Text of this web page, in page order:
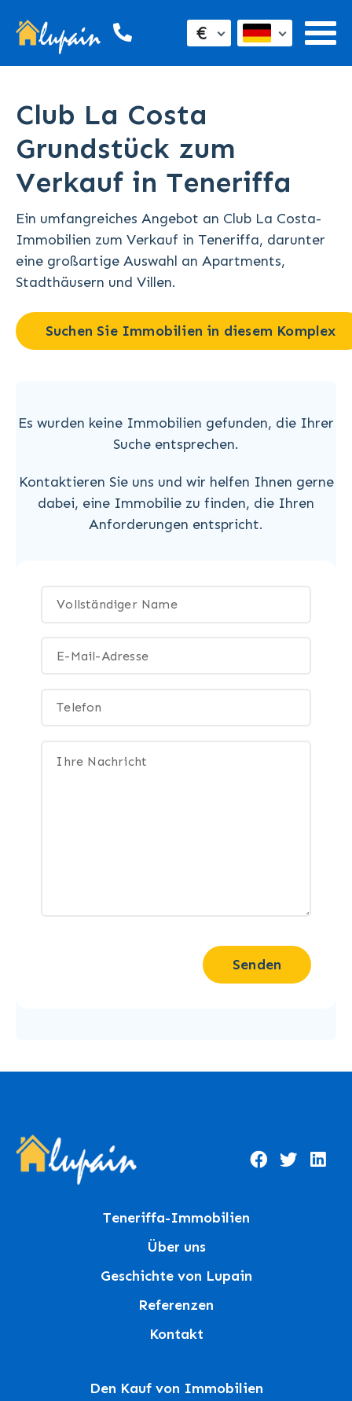
€
Club La Costa
Grundstück zum
Verkauf in Teneriffa
Ein umfangreiches Angebot an Club La Costa-
Immobilien zum Verkauf in Teneriffa, darunter
eine großartige Auswahl an Apartments,
Stadthäusern und Villen.
Suchen Sie Immobilien in diesem Komplex
Es wurden keine Immobilien gefunden, die Ihrer
Suche entsprechen.
Kontaktieren Sie uns und wir helfen Ihnen gerne
dabei, eine Immobilie zu finden, die Ihren
Anforderungen entspricht.
Senden
Teneriffa-Immobilien
Über uns
Geschichte von Lupain
Referenzen
Kontakt
Den Kauf von Immobilien